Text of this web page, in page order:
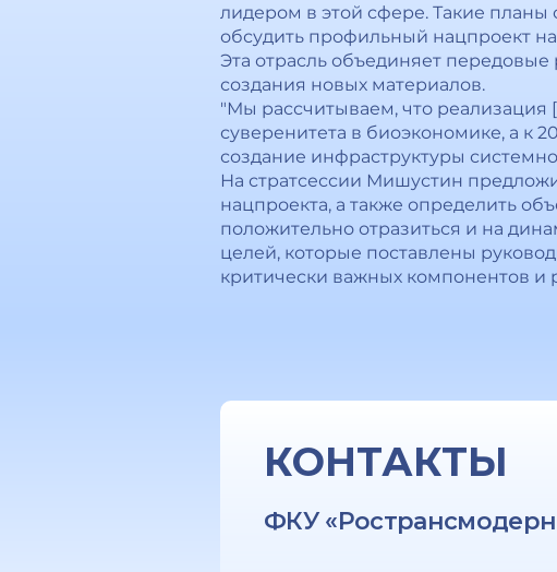
лидером в этой сфере. Такие
обсудить профильный нацпроект на
Эта отрасль объединяет
создания новых материалов.
"Мы рассчитываем, что реализация
суверенитета в биоэкономике, а к
создание инфраструктуры
На стратсессии Мишустин
нацпроекта, а также определить
положительно отразиться и на
целей, которые поставлены
критически важных компонентов и
КОНТАКТЫ
ФКУ